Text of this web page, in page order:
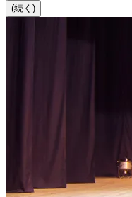
(続く)